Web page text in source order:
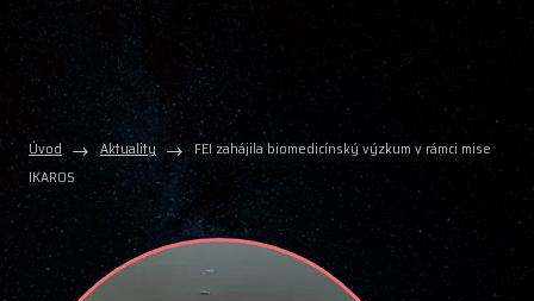
Úvod Aktuality
FEI zahájila biomedicínský výzkum v rámci mise
IKAROS